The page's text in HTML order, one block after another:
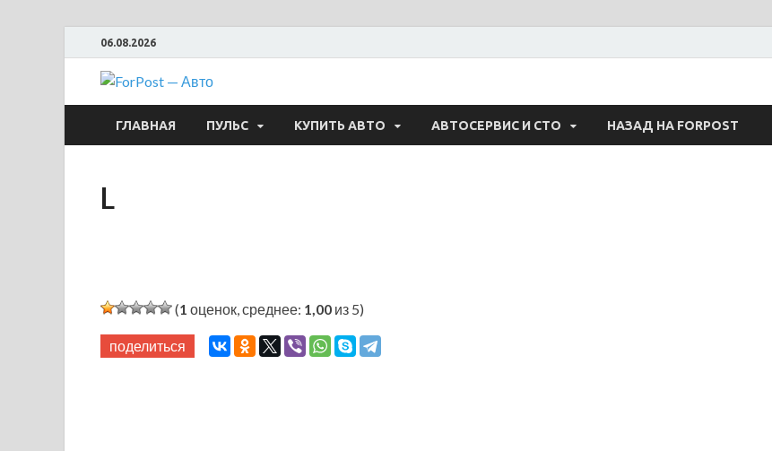
06.08.2026
ForPost — Авто
ГЛАВНАЯ ПУЛЬС КУПИТЬ АВТО АВТОСЕРВИС И СТО НАЗАД НА FORPOST
L
(1 оценок, среднее: 1,00 из 5)
поделиться